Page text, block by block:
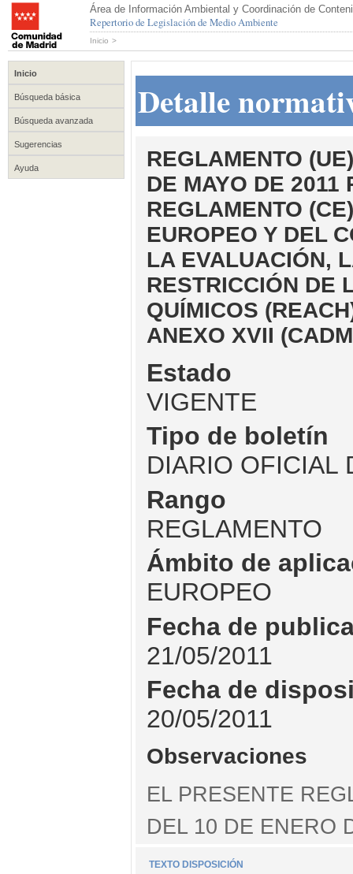
Área de Información Ambiental y Coordinación de
Repertorio de Legislación de Medio Ambiente
Inicio >
Inicio
Búsqueda básica
Búsqueda avanzada
Sugerencias
Ayuda
Detalle
REGLAMENTO
DE MAYO DE 2011
REGLAMENTO
EUROPEO Y DEL
LA EVALUACIÓN,
RESTRICCIÓN DE
QUÍMICOS
ANEXO XVII
Estado
VIGENTE
Tipo de boletín
DIARIO OFICIAL
Rango
REGLAMENTO
Ámbito de
EUROPEO
Fecha de
21/05/2011
Fecha de
20/05/2011
Observaciones
EL PRESENTE
DEL 10 DE ENERO
TEXTO DISPOSICIÓN